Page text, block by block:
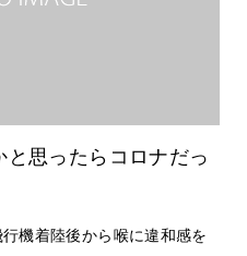
思ったらコロナだっ
機着陸後から喉に違和感を